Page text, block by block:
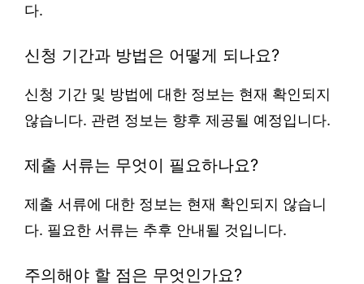
다.
신청 기간과 방법은 어떻게 되나요?
신청 기간 및 방법에 대한 정보는 현재 확인되지
않습니다. 관련 정보는 향후 제공될 예정입니다.
제출 서류는 무엇이 필요하나요?
제출 서류에 대한 정보는 현재 확인되지 않습니
다. 필요한 서류는 추후 안내될 것입니다.
주의해야 할 점은 무엇인가요?